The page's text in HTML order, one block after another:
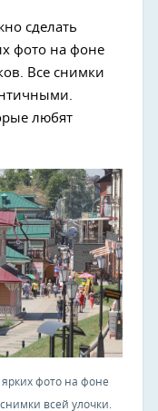
сделать
фото на фоне
Все снимки
любят
фото на фоне
всей улочки.